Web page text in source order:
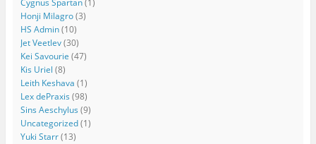
Cygnus Spartan(1)
Honji Milagro(3)
HS Admin(10)
Jet Veetlev(30)
Kei Savourie (47)
Kis Uriel (8)
Leith Keshava (1)
Lex dePraxis (98)
Sins Aeschylus (9)
Uncategorized(1)
Yuki Starr(13)